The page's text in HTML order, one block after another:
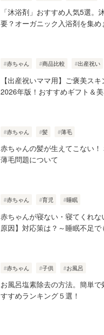
「沐浴剤」おすすめ人気5選。
要？オーガニック入浴剤を集め
赤ちゃん 商品比較 出産祝い
【出産祝いママ用】ご褒美スキ
2026年版！おすすめギフト＆
赤ちゃん 髪 薄毛
赤ちゃんの髪が生えてこない！
薄毛問題について
赤ちゃん 育児 睡眠
赤ちゃんが寝ない・寝てくれな
原因】対応策は？～睡眠不足で
赤ちゃん 子供 お風呂
お風呂塩素除去の方法。簡単で
すすめランキング５選！